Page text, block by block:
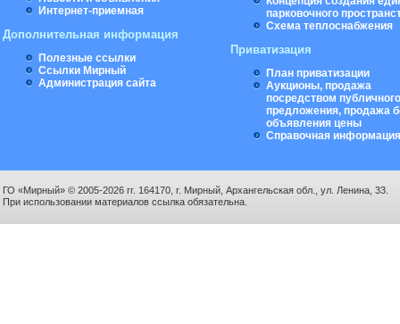
Интернет-приемная
Дополнительная информация
Полезные ссылки
Ссылки Мирный
Администрация сайта
парковочного
Схема теплоснабжения
Приватизация
План приватизации
Аукционы, продажа
посредством публичного
предложения, продажа
объявления цены
Справочная информация
ГО «Мирный» © 2005-2026 гг. 164170, г. Мирный, Архангельская обл., ул. Ленина, 33.
При использовании материалов ссылка обязательна.